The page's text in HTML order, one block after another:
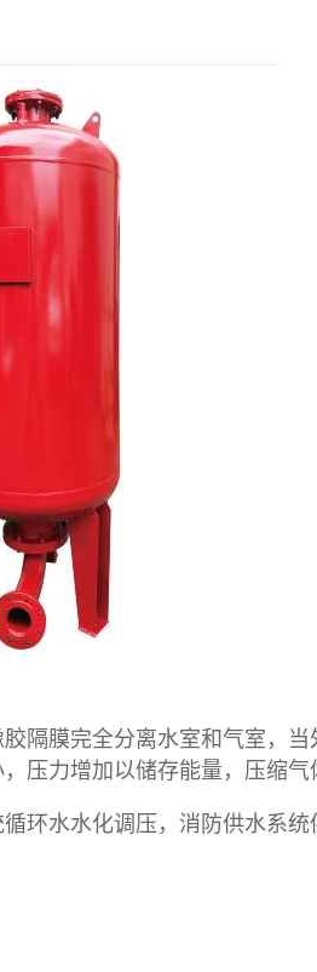
隔膜完全分离水室和气室，
压力增加以储存能量，压缩
环水水化调压，消防供水系